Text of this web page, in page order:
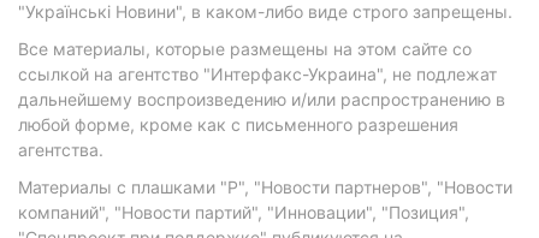
"Українські Новини", в каком-либо виде строго запрещены.
Все материалы, которые размещены на этом сайте со
ссылкой на агентство "Интерфакс-Украина", не подлежат
дальнейшему воспроизведению и/или распространению в
любой форме, кроме как с письменного разрешения
агентства.
Материалы с плашками "Р", "Новости партнеров", "Новости
компаний", "Новости партий", "Инновации", "Позиция",